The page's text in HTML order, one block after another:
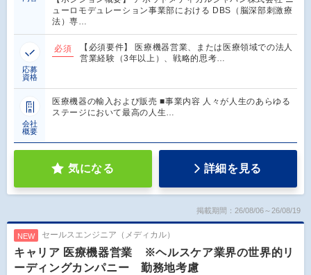
ューロモデュレーション事業部における DBS（脳深部刺激療
法）専…
応募
資格
必須
【必須要件】 医療機器営業、または医療領域での法人
営業経験（3年以上）、戦略的思考…
会社
概要
医療機器の輸入および販売 ■事業内容 人々が人生のあらゆる
ステージにおいて最高の人生…
気になる 詳細を見る
掲載期間：26/08/06～26/08/19
NEW セールスエンジニア（メディカル）
キャリア 医療機器営業 ※ヘルスケア業界の世界的リ
ーディングカンパニー 勤務地考慮